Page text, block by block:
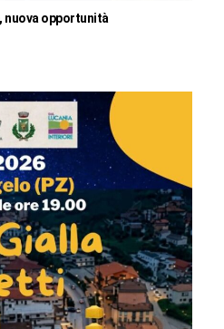
nuova opportunità